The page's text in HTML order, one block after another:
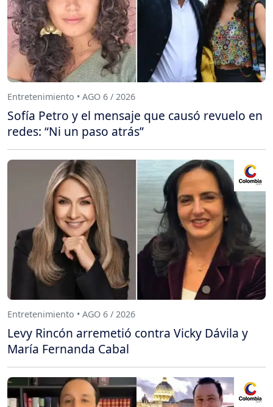
Entretenimiento • AGO 6 / 2026
Sofía Petro y el mensaje que causó revuelo en
redes: “Ni un paso atrás”
Entretenimiento • AGO 6 / 2026
Levy Rincón arremetió contra Vicky Dávila y
María Fernanda Cabal